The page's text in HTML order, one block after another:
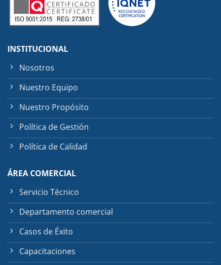
INSTITUCIONAL
Nosotros
Nuestro Equipo
Nuestro Propósito
Política de Gestión
Política de Calidad
ÁREA COMERCIAL
Servicio Técnico
Departamento comercial
Casos de Éxito
Capacitaciones